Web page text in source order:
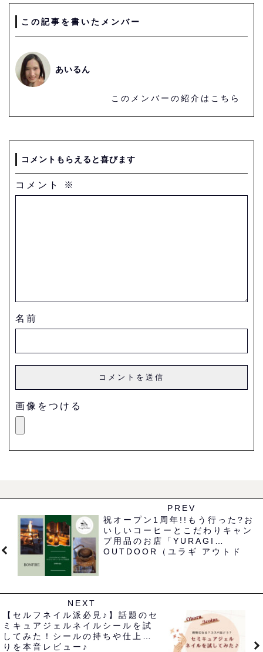
この記事を書いたメンバー
あいるん
このメンバーの紹介はこちら
コメントもらえると喜びます
コメント ※
名前
画像をつける
NEXT
【セルフネイル派必見♪】話題のセ
ミキュアジェルネイルシールを試
してみた！シールの持ちや仕上が
りを本音レビュー♪
PREV
祝オープン1周年!!もう行った?お
いしいコーヒーとこだわりキャン
プ用品のお店「YURAGI
OUTDOOR（ユラギ アウトド